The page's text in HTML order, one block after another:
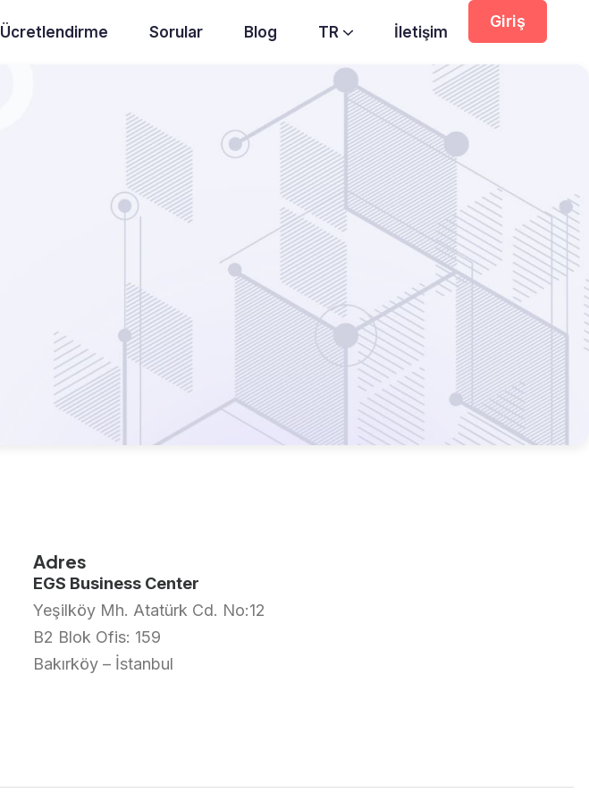
Ücretlendirme Sorular Blog TR İletişim
Giriş
Adres
EGS Business Center
Yeşilköy Mh. Atatürk Cd. No:12
B2 Blok Ofis: 159
Bakırköy – İstanbul